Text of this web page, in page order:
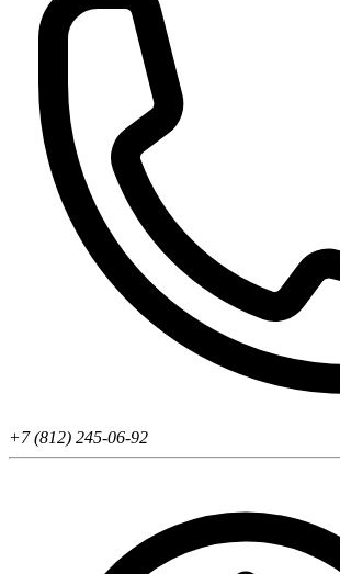
+7 (812) 245-06-92